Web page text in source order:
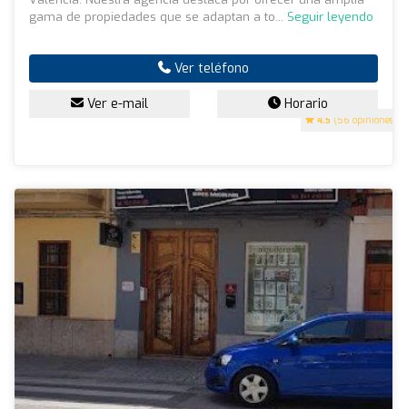
4.5 (56 opiniones)
gama de propiedades que se adaptan a to... Seguir leyendo
Ver teléfono
Ver e-mail Horario